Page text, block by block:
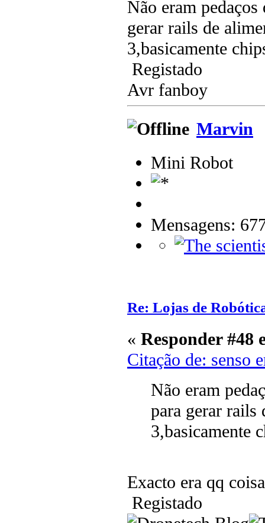
Não eram
gerar rails de
3,basicamente
Registado
Avr fanboy
Marvin
Mini Robot
Mensagens:
Re: Lojas de
« Responder #48
Citação de: senso
Não eram
para gerar rails
3,basicamente
Exacto era qq
Registado